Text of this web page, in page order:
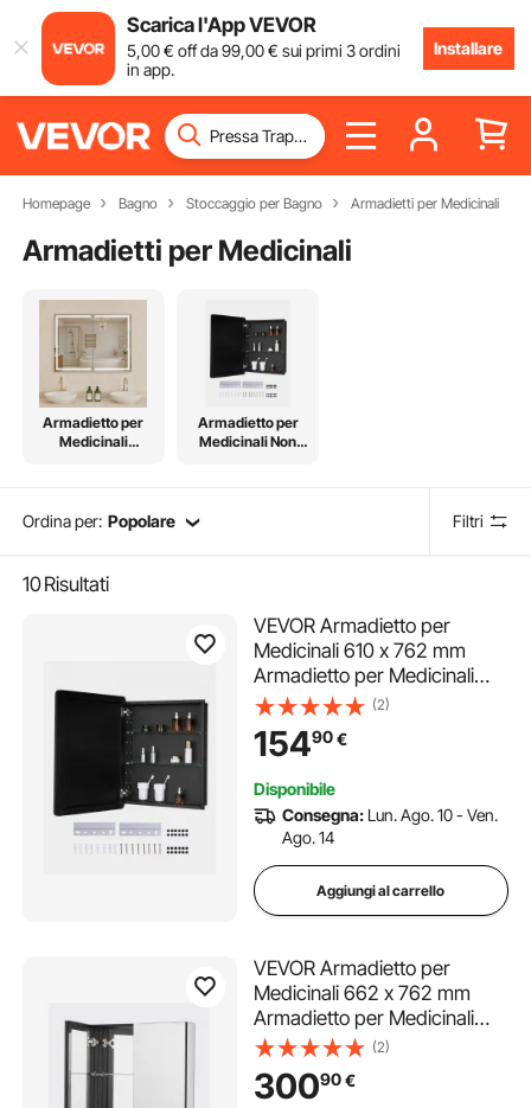
Scarica l'App VEVOR
5,00€ off da99,00€ sui primi 3 ordini
in app.
Installare
Homepage Bagno Stoccaggio per Bagno Armadietti per Medicinali
Armadietti per Medicinali
Armadietto per
Medicinali
Armadietto per
Medicinali Non
Ordina per: Popolare Filtri
10Risultati
VEVOR Armadietto per
Medicinali 610 x 762 mm
Armadietto per Medicinali
con Specchio per Bagno con
Anta a Specchio e Ripiani in
Vetro Regolabili, Installazione
Alluminio
(2)
15490€
Disponibile
Consegna: Lun. Ago. 10 - Ven.
Ago. 14
Aggiungi al carrello
VEVOR Armadietto per
Medicinali 662 x 762 mm
Armadietto per Medicinali
con Specchio per Bagno, 2
Ante a Specchio e Ripiani in
Vetro Regolabili, Installazione
(2)
30090€